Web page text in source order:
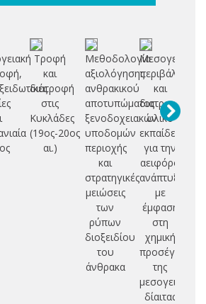
Τροφή
και
διατροφή
στις
Κυκλάδες
(19ος-20ος
αι.)
Μεθοδολογία
αξιολόγησης
ανθρακικού
αποτυπώματος
ξενοδοχειακών
υποδομών
περιοχής
και
στρατηγικές
μειώσεις
των
ρύπων
διοξειδίου
του
άνθρακα
Μεσογειακό
περιβάλλον
και
διατροφή:
υλικό
εκπαίδευσης
για την
αειφόρο
ανάπτυξη
με
έμφαση
στη
χημική
προσέγγιση
της
μεσογειακής
δίαιτας